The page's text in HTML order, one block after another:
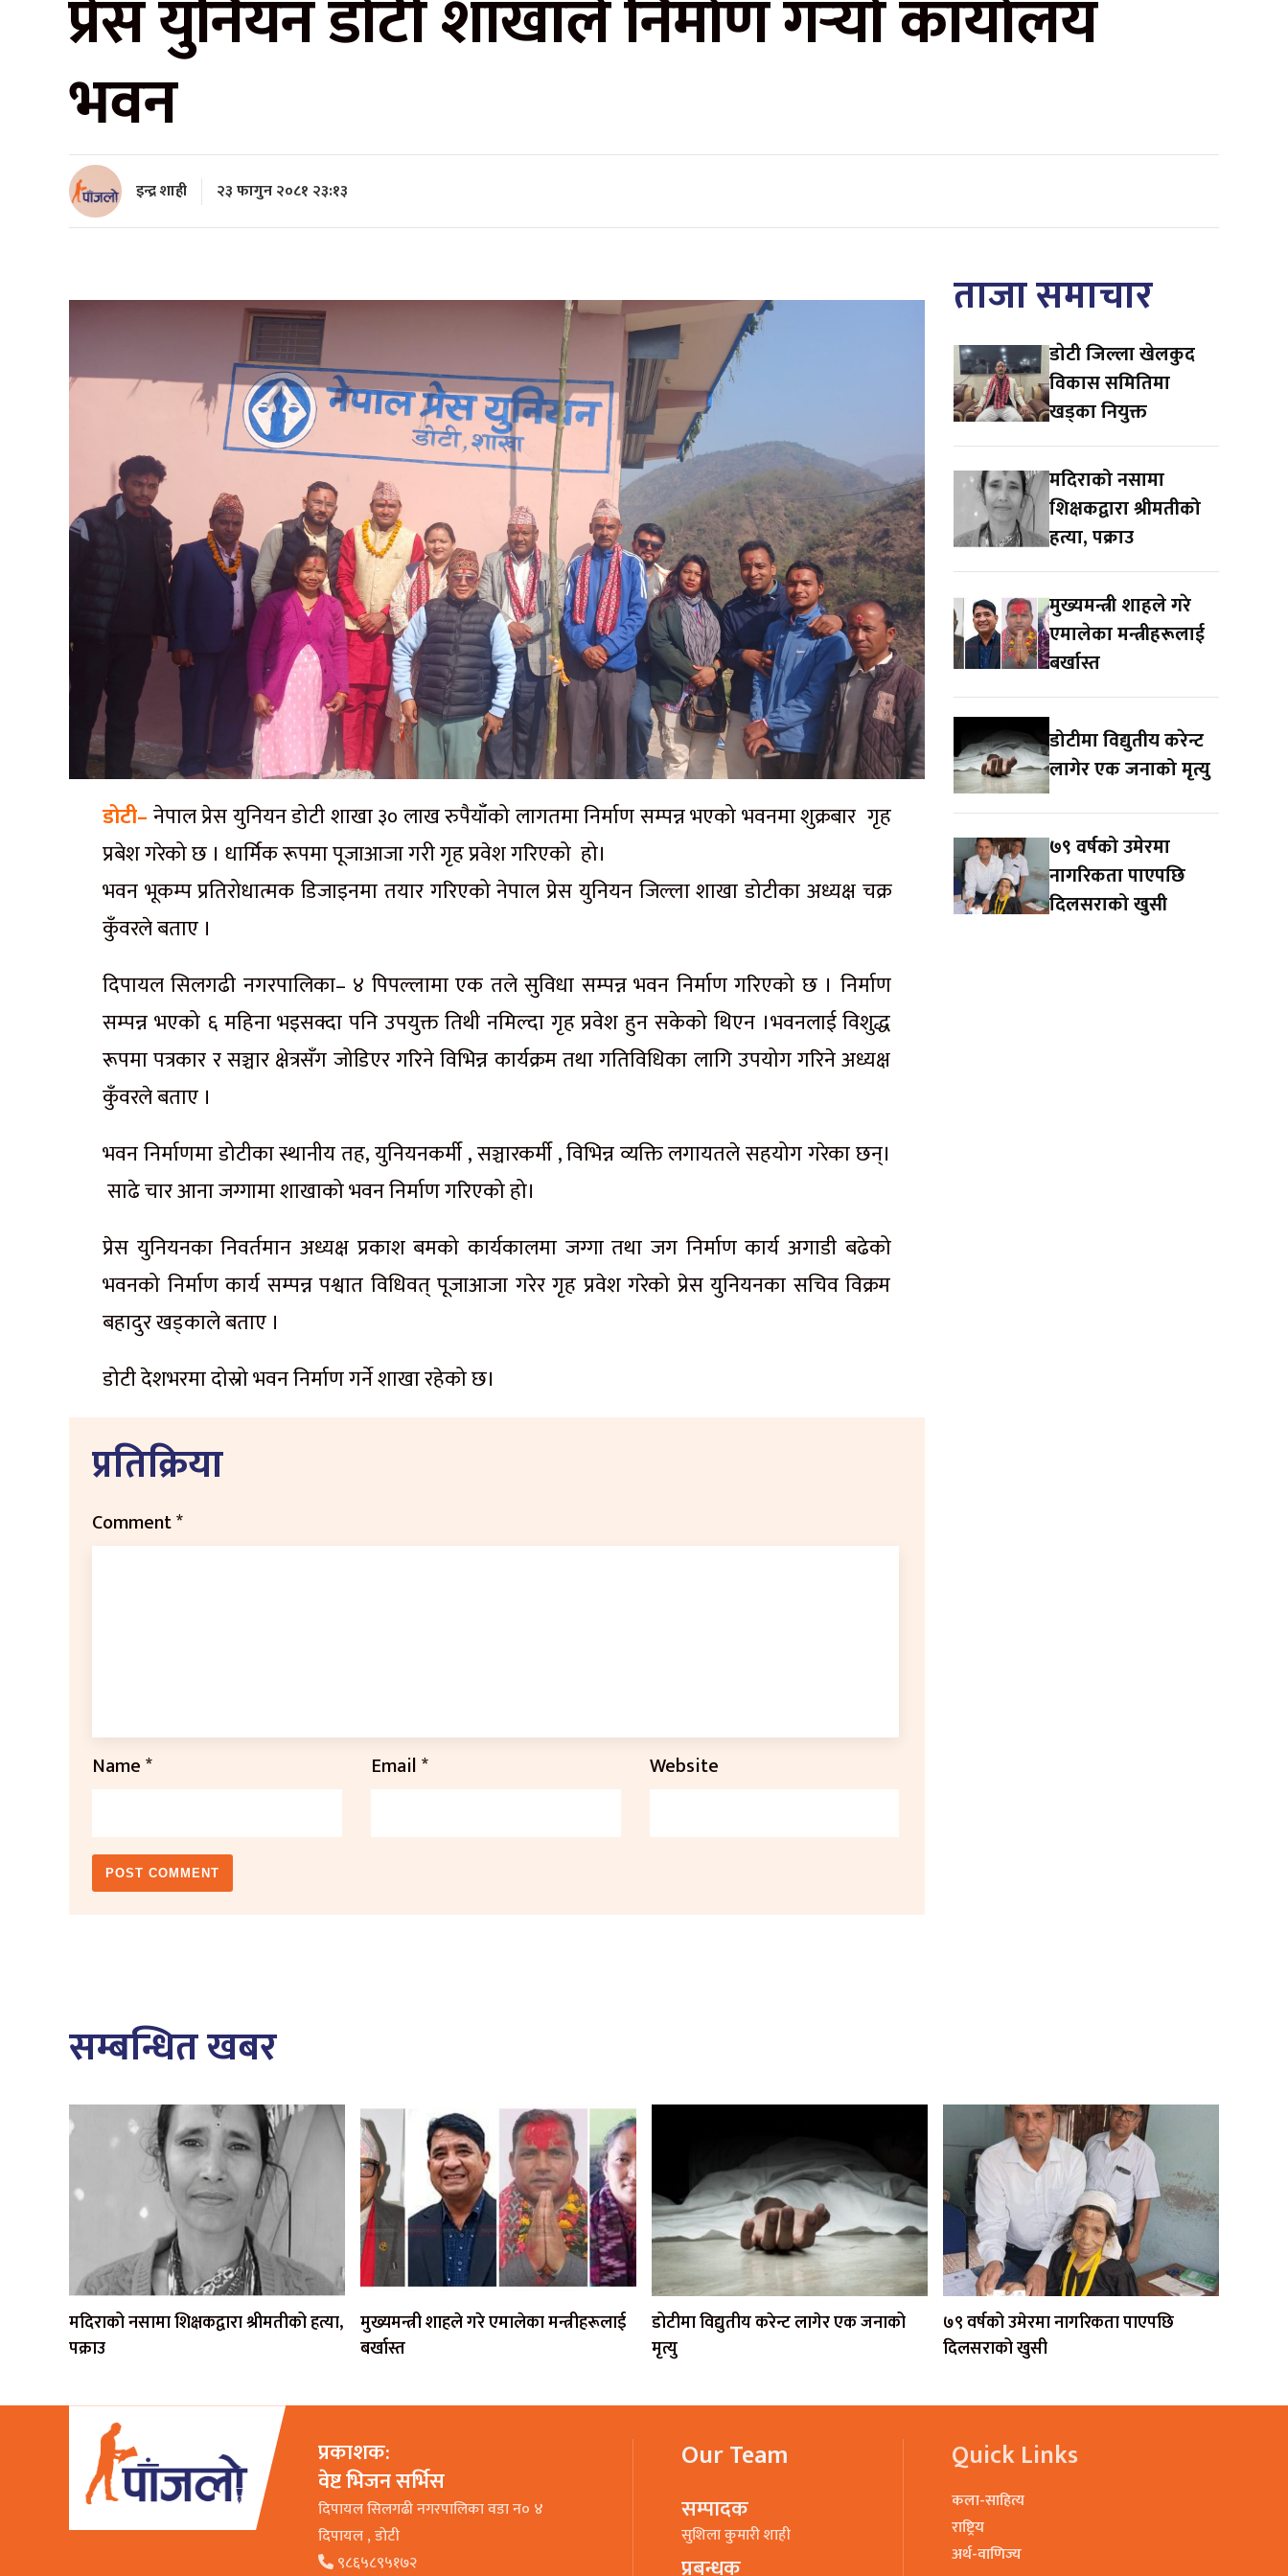
प्रेस युनियन डोटी शाखाले निर्माण गर्‍यो कार्यालय
भवन
इन्द्र शाही २३ फागुन २०८१ २३:१३
डोटी–नेपाल प्रेस युनियन डोटी शाखा ३० लाख रुपैयाँको लागतमा निर्माण सम्पन्न भएको भवनमा शुक्रबार गृह
प्रबेश गरेको छ । धार्मिक रूपमा पूजाआजा गरी गृह प्रवेश गरिएको हो।
भवन भूकम्प प्रतिरोधात्मक डिजाइनमा तयार गरिएको नेपाल प्रेस युनियन जिल्ला शाखा डोटीका अध्यक्ष चक्र
कुँवरले बताए ।
दिपायल सिलगढी नगरपालिका– ४ पिपल्लामा एक तले सुविधा सम्पन्न भवन निर्माण गरिएको छ । निर्माण
सम्पन्न भएको ६ महिना भइसक्दा पनि उपयुक्त तिथी नमिल्दा गृह प्रवेश हुन सकेको थिएन ।भवनलाई विशुद्ध
रूपमा पत्रकार र सञ्चार क्षेत्रसँग जोडिएर गरिने विभिन्न कार्यक्रम तथा गतिविधिका लागि उपयोग गरिने अध्यक्ष
कुँवरले बताए ।
भवन निर्माणमा डोटीका स्थानीय तह, युनियनकर्मी , सञ्चारकर्मी , विभिन्न व्यक्ति लगायतले सहयोग गरेका छन्।
साढे चार आना जग्गामा शाखाको भवन निर्माण गरिएको हो।
प्रेस युनियनका निवर्तमान अध्यक्ष प्रकाश बमको कार्यकालमा जग्गा तथा जग निर्माण कार्य अगाडी बढेको
भवनको निर्माण कार्य सम्पन्न पश्वात विधिवत् पूजाआजा गरेर गृह प्रवेश गरेको प्रेस युनियनका सचिव विक्रम
बहादुर खड्काले बताए ।
डोटी देशभरमा दोस्रो भवन निर्माण गर्ने शाखा रहेको छ।
प्रतिक्रिया
Comment*
Name* Email* Website
ताजा समाचार
डाेटी जिल्ला खेलकुद
विकास समितिमा
खड्का नियुक्त
मदिराको नसामा
शिक्षकद्वारा श्रीमतीको
हत्या, पक्राउ
मुख्यमन्त्री शाहले गरे
एमालेका मन्त्रीहरूलाई
बर्खास्त
डोटीमा विद्युतीय करेन्ट
लागेर एक जनाको मृत्यु
७९ वर्षको उमेरमा
नागरिकता पाएपछि
दिलसराको खुसी
सम्बन्धित खबर
मदिराको नसामा शिक्षकद्वारा श्रीमतीको हत्या,
पक्राउ
मुख्यमन्त्री शाहले गरे एमालेका मन्त्रीहरूलाई
बर्खास्त
डोटीमा विद्युतीय करेन्ट लागेर एक जनाको
मृत्यु
७९ वर्षको उमेरमा नागरिकता पाएपछि
दिलसराको खुसी
प्रकाशक:
वेष्ट भिजन सर्भिस
दिपायल सिलगढी नगरपालिका वडा न० ४
दिपायल , डाेटी
९८६५८९५१७२
Our Team
सम्पादक
सुशिला कुमारी शाही
Quick Links
कला-साहित्य
राष्ट्रिय
अर्थ-वाणिज्य